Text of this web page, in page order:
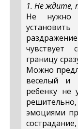
1. Не ждите,
Не нужно
чувствует
границу
Можно
веселый и
ребенку не
эмоциями